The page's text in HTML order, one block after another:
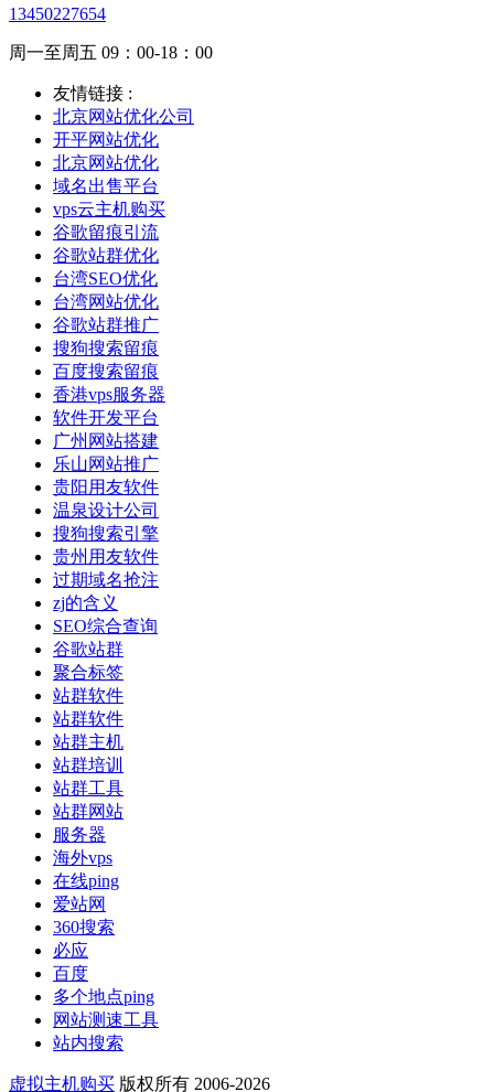
13450227654
周一至周五 09：00-18：00
友情链接 :
北京网站优化公司
开平网站优化
北京网站优化
域名出售平台
vps云主机购买
谷歌留痕引流
谷歌站群优化
台湾SEO优化
台湾网站优化
谷歌站群推广
搜狗搜索留痕
百度搜索留痕
香港vps服务器
软件开发平台
广州网站搭建
乐山网站推广
贵阳用友软件
温泉设计公司
搜狗搜索引擎
贵州用友软件
过期域名抢注
zj的含义
SEO综合查询
谷歌站群
聚合标签
站群软件
站群软件
站群主机
站群培训
站群工具
站群网站
服务器
海外vps
在线ping
爱站网
360搜索
必应
百度
多个地点ping
网站测速工具
站内搜索
虚拟主机购买 版权所有 2006-2026